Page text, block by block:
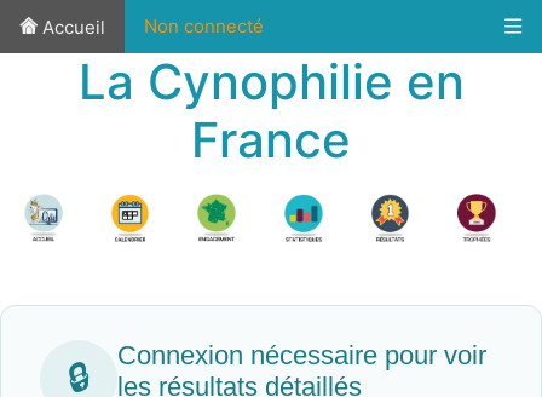
Accueil Non connecté
La Cynophilie en
France
🔒
Connexion nécessaire pour voir
les résultats détaillés